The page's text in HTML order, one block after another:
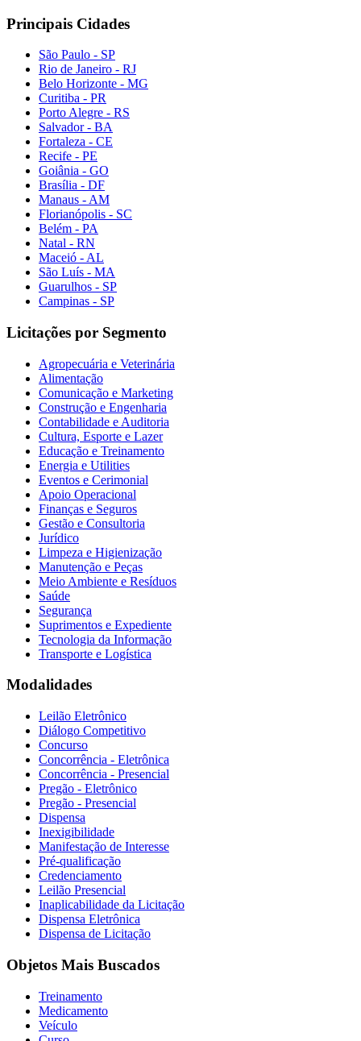
Principais Cidades
São Paulo - SP
Rio de Janeiro - RJ
Belo Horizonte - MG
Curitiba - PR
Porto Alegre - RS
Salvador - BA
Fortaleza - CE
Recife - PE
Goiânia - GO
Brasília - DF
Manaus - AM
Florianópolis - SC
Belém - PA
Natal - RN
Maceió - AL
São Luís - MA
Guarulhos - SP
Campinas - SP
Licitações por Segmento
Agropecuária e Veterinária
Alimentação
Comunicação e Marketing
Construção e Engenharia
Contabilidade e Auditoria
Cultura, Esporte e Lazer
Educação e Treinamento
Energia e Utilities
Eventos e Cerimonial
Apoio Operacional
Finanças e Seguros
Gestão e Consultoria
Jurídico
Limpeza e Higienização
Manutenção e Peças
Meio Ambiente e Resíduos
Saúde
Segurança
Suprimentos e Expediente
Tecnologia da Informação
Transporte e Logística
Modalidades
Leilão Eletrônico
Diálogo Competitivo
Concurso
Concorrência - Eletrônica
Concorrência - Presencial
Pregão - Eletrônico
Pregão - Presencial
Dispensa
Inexigibilidade
Manifestação de Interesse
Pré-qualificação
Credenciamento
Leilão Presencial
Inaplicabilidade da Licitação
Dispensa Eletrônica
Dispensa de Licitação
Objetos Mais Buscados
Treinamento
Medicamento
Veículo